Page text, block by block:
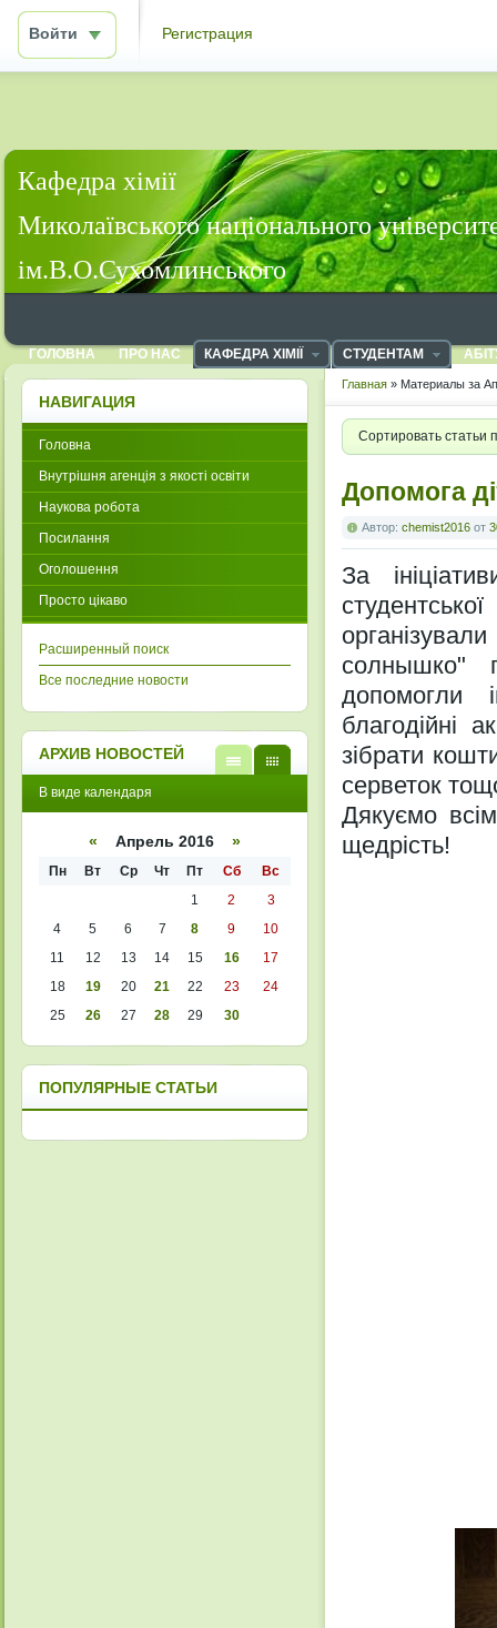
Войти Регистрация
Кафедра хімії
Миколаївського національного
ім.В.О.Сухомлинського
ГОЛОВНА ПРО НАС КАФЕДРА ХІМІЇ СТУДЕНТАМ
Главная » Материалы за
Сортировать статьи
Допомога
Автор: chemist2016 от
За
солнышко"
допомогли
благодійні
зібрати
серветок
Дякуємо
щедрість!
НАВИГАЦИЯ
Головна
Внутрішня агенція з якості освіти
Наукова робота
Посилання
Оголошення
Просто цікаво
Расширенный поиск
Все последние новости
АРХИВ НОВОСТЕЙ
кален
списк
В виде календаря
« Апрель 2016 »
Пн Вт Ср Чт Пт Сб
Вс
1
2
3
4
5 6 7 8 9
10
11
12 13 14 15 16
17
18
19 20 21 22 23
24
25
26 27 28 29 30
ПОПУЛЯРНЫЕ СТАТЬИ